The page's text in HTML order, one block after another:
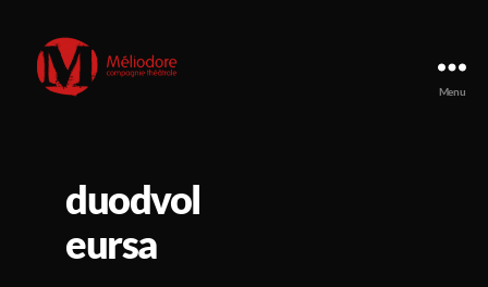
Menu
duodvol
eursa